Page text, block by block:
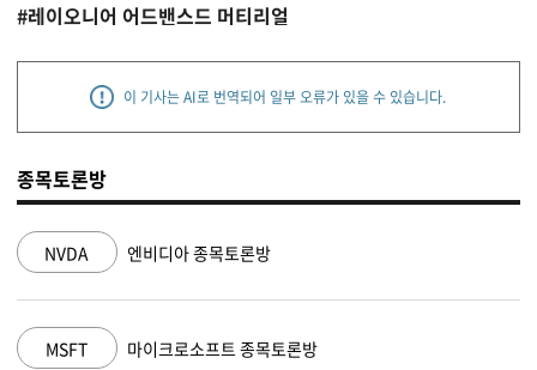
#레이오니어 어드밴스드 머티리얼
이 기사는 AI로 번역되어 일부 오류가 있을 수 있습니다.
종목토론방
NVDA 엔비디아 종목토론방
MSFT 마이크로소프트 종목토론방